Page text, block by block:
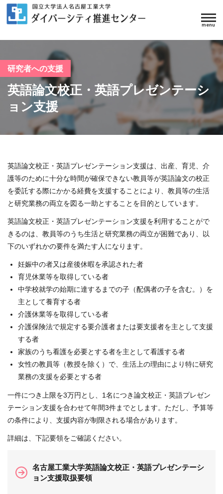
研究者への支援
英語論文校正・英語プレゼンテーシ
ョン支援
英語論文校正・英語プレゼンテーション支援は、出産、育児、介
護等のために十分な時間が確保できない教員等が英語論文の校正
を委託する際にかかる経費を支援することにより、教員等の生活
と研究業務の両立を図る一助とすることを目的としています。
英語論文校正・英語プレゼンテーション支援を利用することがで
きるのは、教員等のうち生活と研究業務の両立が困難であり、以
下のいずれかの要件を満たす人になります。
妊娠中の者又は産後休暇を承認された者
育児休業等を取得している者
中学校就学の始期に達するまでの子（配偶者の子を含む。）を
主として養育する者
介護休業等を取得している者
介護保険法で規定する要介護者または要支援者を主として支援
する者
家族のうち看護を必要とする者を主として看護する者
女性の教員等（教授を除く）で、生活上の理由により特に研究
業務の支援を必要とする者
一件につき上限を3万円とし、1名につき論文校正・英語プレゼン
テーション支援を合わせて年間3件までとします。ただし、予算等
の条件により、支援内容が制限される場合があります。
詳細は、下記要領をご確認ください。
名古屋工業大学英語論文校正・英語プレゼンテーシ
ョン支援取扱要領